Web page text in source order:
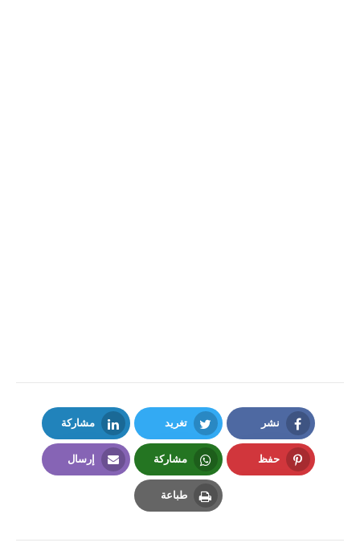
نشر
Facebook
تغريد
Twitter
مشاركة
LinkedIn
حفظ مشاركة
Whatsapp
إرسال
طباعة